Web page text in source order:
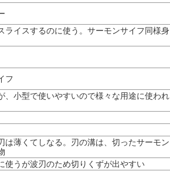
ライスするのに使う。サーモンサイフ同様身
フ
、小型で使いやすいので様々な用途に使われ
は薄くてしなる。刃の溝は、切ったサーモン
使うが波刃のため切りくずが出やすい